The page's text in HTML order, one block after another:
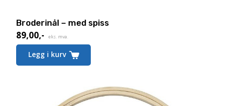
Broderinål – med spiss
89,00,- eks. mva.
Legg i kurv